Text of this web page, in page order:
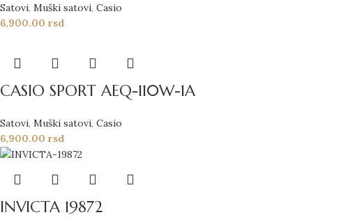
Satovi, Muški satovi, Casio
6,900.00 rsd
CASIO SPORT AEQ-110W-1A
Satovi, Muški satovi, Casio
6,900.00 rsd
INVICTA 19872